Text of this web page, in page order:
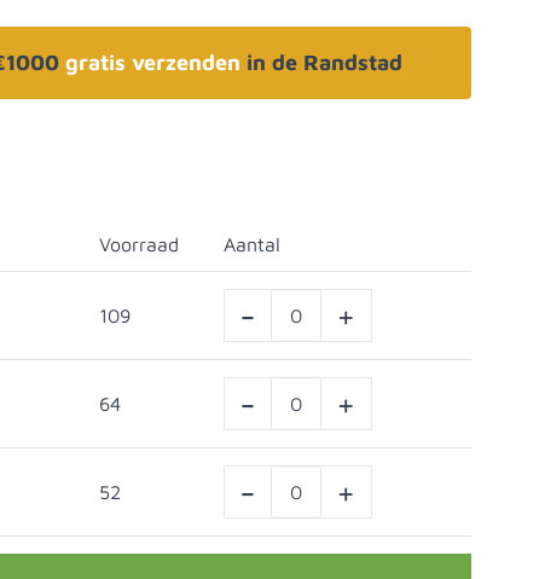
gratis verzenden in de Randstad
Voorraad Aantal
109 - +
64 - +
52 - +